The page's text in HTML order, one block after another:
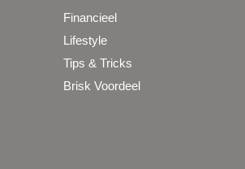
Financieel
Lifestyle
Tips & Tricks
Brisk Voordeel